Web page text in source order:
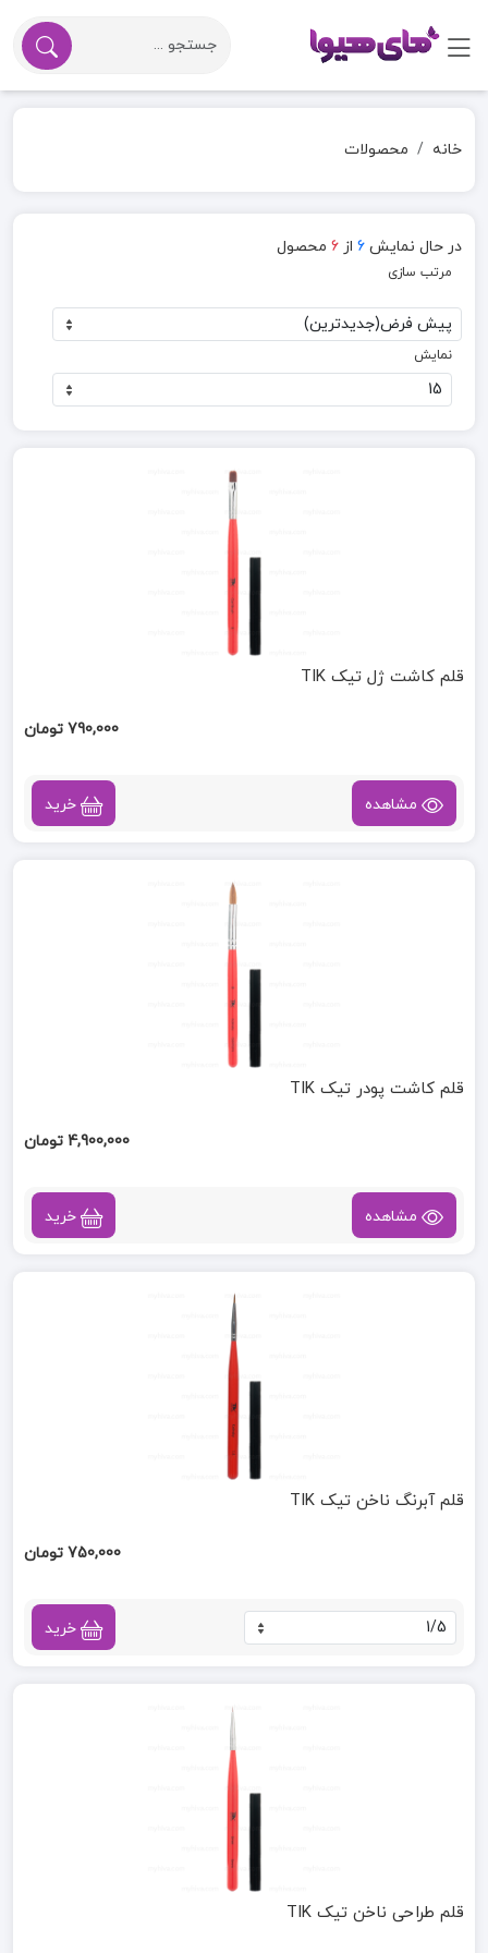
خانه محصولات
در حال نمایش 6 از 6 محصول
مرتب سازی
نمایش
قلم کاشت ژل تیک TIK
790,000 تومان
مشاهده خرید
قلم کاشت پودر تیک TIK
4,900,000 تومان
مشاهده خرید
قلم آبرنگ ناخن تیک TIK
750,000 تومان
خرید
قلم طراحی ناخن تیک TIK